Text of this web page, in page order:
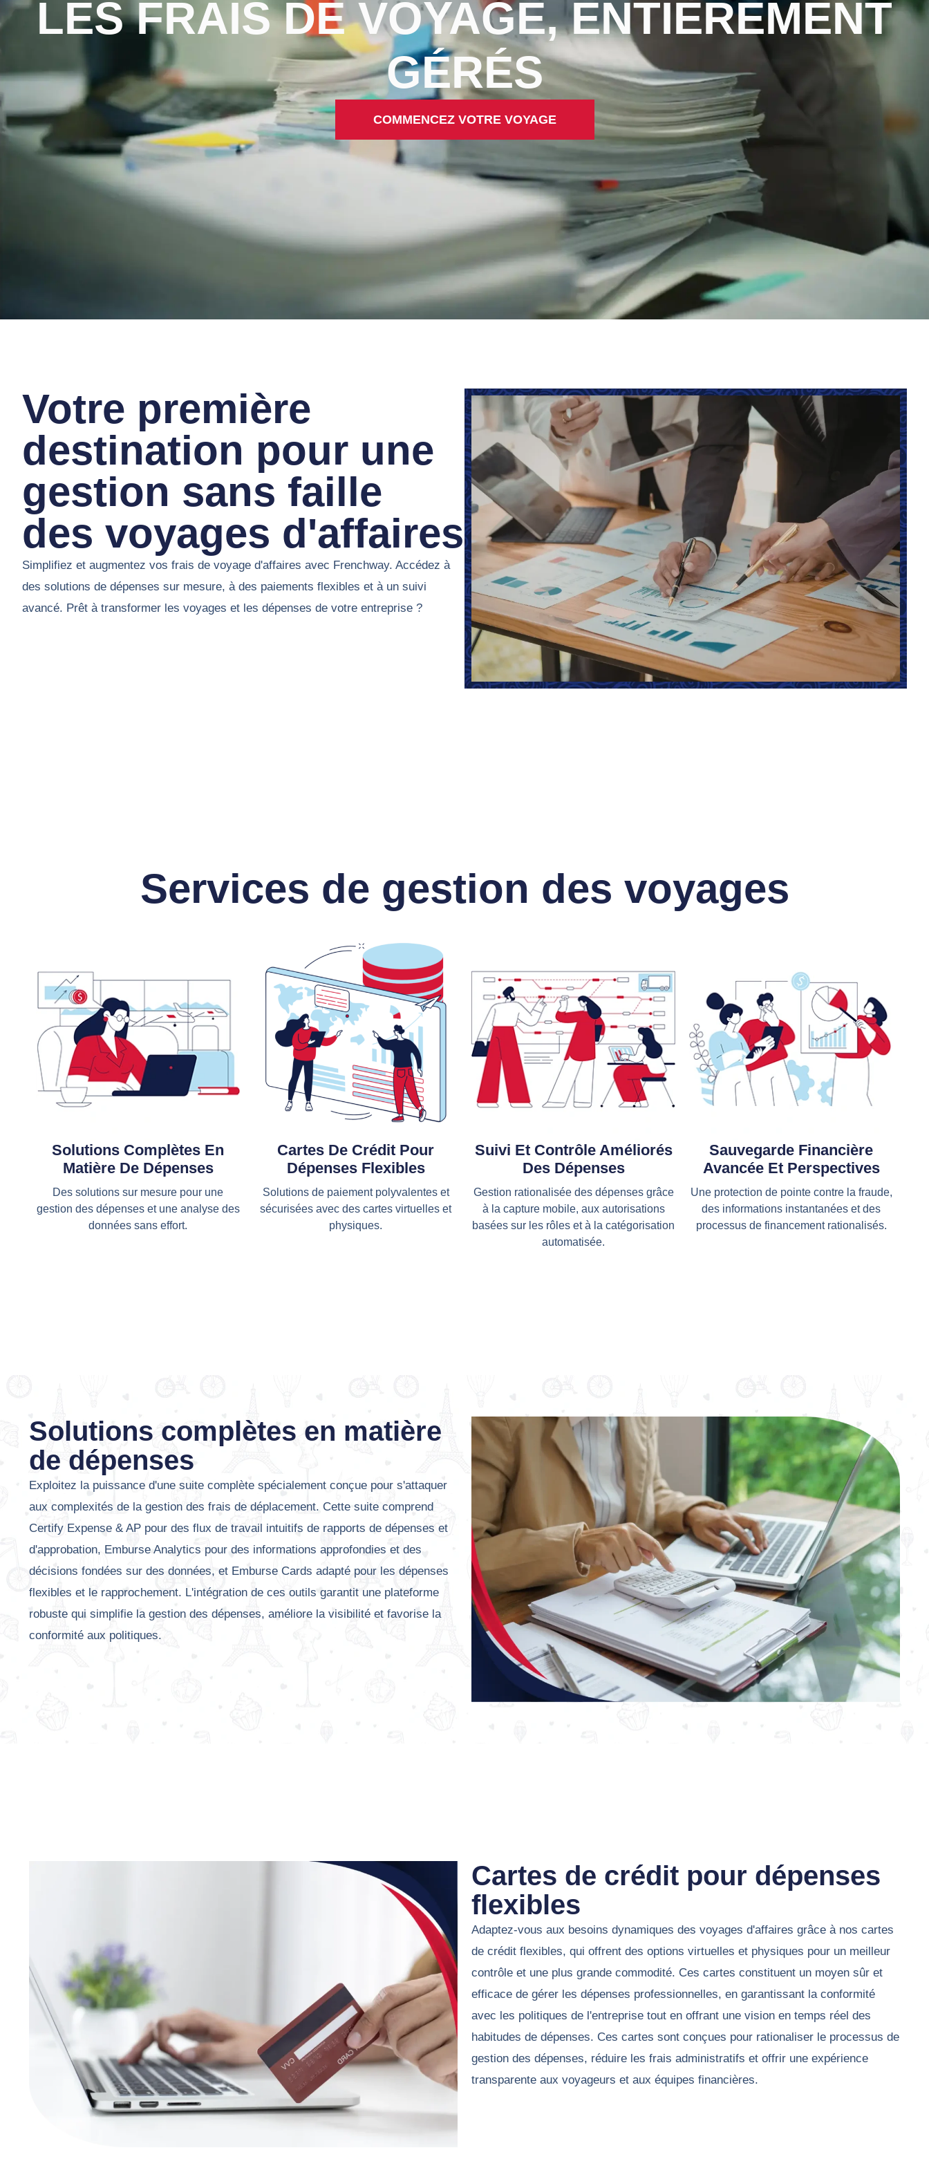
LES FRAIS DE VOYAGE, ENTIÈREMENT
GÉRÉS
COMMENCEZ VOTRE VOYAGE
Votre première
destination pour une
gestion sans faille
des voyages d'affaires
Simplifiez et augmentez vos frais de voyage d'affaires avec Frenchway. Accédez à
des solutions de dépenses sur mesure, à des paiements flexibles et à un suivi
avancé. Prêt à transformer les voyages et les dépenses de votre entreprise ?
Services de gestion des voyages
Solutions Complètes En
Matière De Dépenses
Des solutions sur mesure pour une
gestion des dépenses et une analyse des
données sans effort.
Cartes De Crédit Pour
Dépenses Flexibles
Solutions de paiement polyvalentes et
sécurisées avec des cartes virtuelles et
physiques.
Suivi Et Contrôle Améliorés
Des Dépenses
Gestion rationalisée des dépenses grâce
à la capture mobile, aux autorisations
basées sur les rôles et à la catégorisation
automatisée.
Sauvegarde Financière
Avancée Et Perspectives
Une protection de pointe contre la fraude,
des informations instantanées et des
processus de financement rationalisés.
Solutions complètes en matière
de dépenses
Exploitez la puissance d'une suite complète spécialement conçue pour s'attaquer
aux complexités de la gestion des frais de déplacement. Cette suite comprend
Certify Expense & AP pour des flux de travail intuitifs de rapports de dépenses et
d'approbation, Emburse Analytics pour des informations approfondies et des
décisions fondées sur des données, et Emburse Cards adapté pour les dépenses
flexibles et le rapprochement. L'intégration de ces outils garantit une plateforme
robuste qui simplifie la gestion des dépenses, améliore la visibilité et favorise la
conformité aux politiques.
Cartes de crédit pour dépenses
flexibles
Adaptez-vous aux besoins dynamiques des voyages d'affaires grâce à nos cartes
de crédit flexibles, qui offrent des options virtuelles et physiques pour un meilleur
contrôle et une plus grande commodité. Ces cartes constituent un moyen sûr et
efficace de gérer les dépenses professionnelles, en garantissant la conformité
avec les politiques de l'entreprise tout en offrant une vision en temps réel des
habitudes de dépenses. Ces cartes sont conçues pour rationaliser le processus de
gestion des dépenses, réduire les frais administratifs et offrir une expérience
transparente aux voyageurs et aux équipes financières.